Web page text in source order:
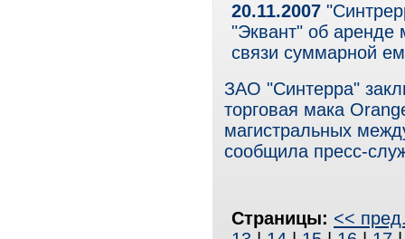
20.11.2007
"Эквант" об аренде
связи суммарной
ЗАО "Синтерра"
торговая мака
магистральных
сообщила пресс-
Страницы: <<